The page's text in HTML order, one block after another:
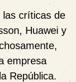
las críticas de
Huawei y
empresa
República.